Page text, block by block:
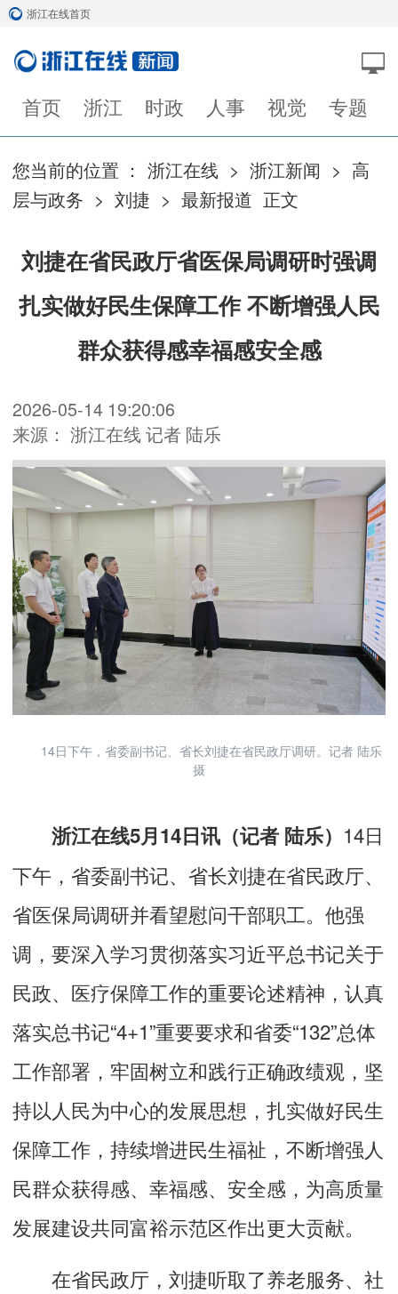
浙江在线首页
首页 浙江 时政 人事 视觉 专题
您当前的位置 ： 浙江在线 > 浙江新闻 > 高
层与政务 > 刘捷 > 最新报道 正文
刘捷在省民政厅省医保局调研时强调
扎实做好民生保障工作 不断增强人民
群众获得感幸福感安全感
2026-05-14 19:20:06
来源： 浙江在线 记者 陆乐
14日下午，省委副书记、省长刘捷在省民政厅调研。记者 陆乐
摄
浙江在线5月14日讯（记者 陆乐） 14日
下午，省委副书记、省长刘捷在省民政厅、
省医保局调研并看望慰问干部职工。他强
调，要深入学习贯彻落实习近平总书记关于
民政、医疗保障工作的重要论述精神，认真
落实总书记“4+1”重要要求和省委“132”总体
工作部署，牢固树立和践行正确政绩观，坚
持以人民为中心的发展思想，扎实做好民生
保障工作，持续增进民生福祉，不断增强人
民群众获得感、幸福感、安全感，为高质量
发展建设共同富裕示范区作出更大贡献。
在省民政厅，刘捷听取了养老服务、社